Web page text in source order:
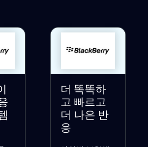
더 똑똑하
고 빠르고
더 나은 반
응